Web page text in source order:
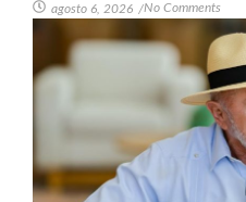
agosto 6, 2026 /No Comments